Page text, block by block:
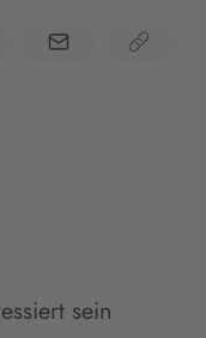
sein